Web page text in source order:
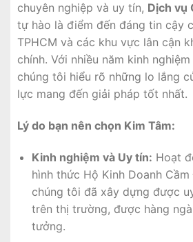
chuyên nghiệp và uy tín, Dịch vụ
tự hào là điểm đến đáng tin cậy
TPHCM và các khu vực lân cận
chính. Với nhiều năm kinh
chúng tôi hiểu rõ những lo lắng
lực mang đến giải pháp tốt nhất.
Lý do bạn nên chọn Kim Tâm:
Kinh nghiệm và Uy tín: Hoạt
hình thức Hộ Kinh Doanh
chúng tôi đã xây dựng được
trên thị trường, được hàng
tưởng.